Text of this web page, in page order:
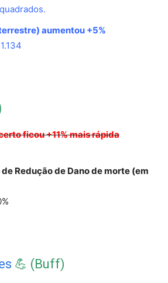
aumentou +5%
ficou +11% mais rápida
Redução de Dano de morte (em
💪 (Buff)